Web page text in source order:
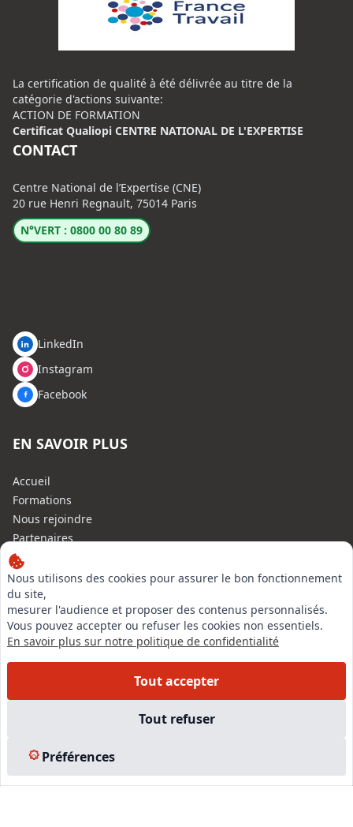
Nous utilisons des cookies pour assurer le bon fonctionnement
du site,
mesurer l'audience et proposer des contenus personnalisés.
Vous pouvez accepter ou refuser les cookies non essentiels.
En savoir plus sur notre politique de confidentialité
Tout accepter
Tout refuser
Préférences
La certification de qualité à été délivrée au titre de la
catégorie d'actions suivante:
ACTION DE FORMATION
Certificat Qualiopi CENTRE NATIONAL DE L'EXPERTISE
CONTACT
Centre National de l’Expertise (CNE)
20 rue Henri Regnault, 75014 Paris
N°VERT : 0800 00 80 89
LinkedIn
Instagram
Facebook
EN SAVOIR PLUS
Accueil
Formations
Nous rejoindre
Partenaires
Autres missions
Le C.N.E.
Membre IVSC
Logiciel
L’Expert
Tarifs
Experts Immobiliers par régions
Plan du site
© 2026 l-expertise CNE - Centre National de l’Expertise. Tous